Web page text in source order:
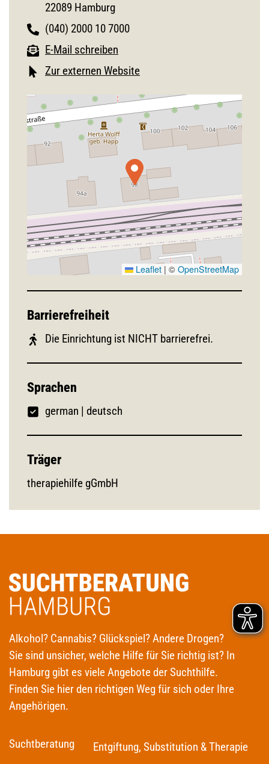
22089 Hamburg
(040) 2000 10 7000
E-Mail schreiben
Zur externen Website
Leaflet | © OpenStreetMap
Barrierefreiheit
Die Einrichtung ist NICHT barrierefrei.
Sprachen
german | deutsch
Träger
therapiehilfe gGmbH
Alkohol? Cannabis? Glückspiel? Andere Drogen?
Sie sind unsicher, welche Hilfe für Sie richtig ist? In
Hamburg gibt es viele Angebote der Suchthilfe.
Finden Sie hier den richtigen Weg für sich oder Ihre
Angehörigen.
Suchtberatung
Entgiftung, Substitution & Therapie